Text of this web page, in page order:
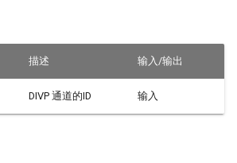
描述 输入/输出
DIVP 通道的ID 输入